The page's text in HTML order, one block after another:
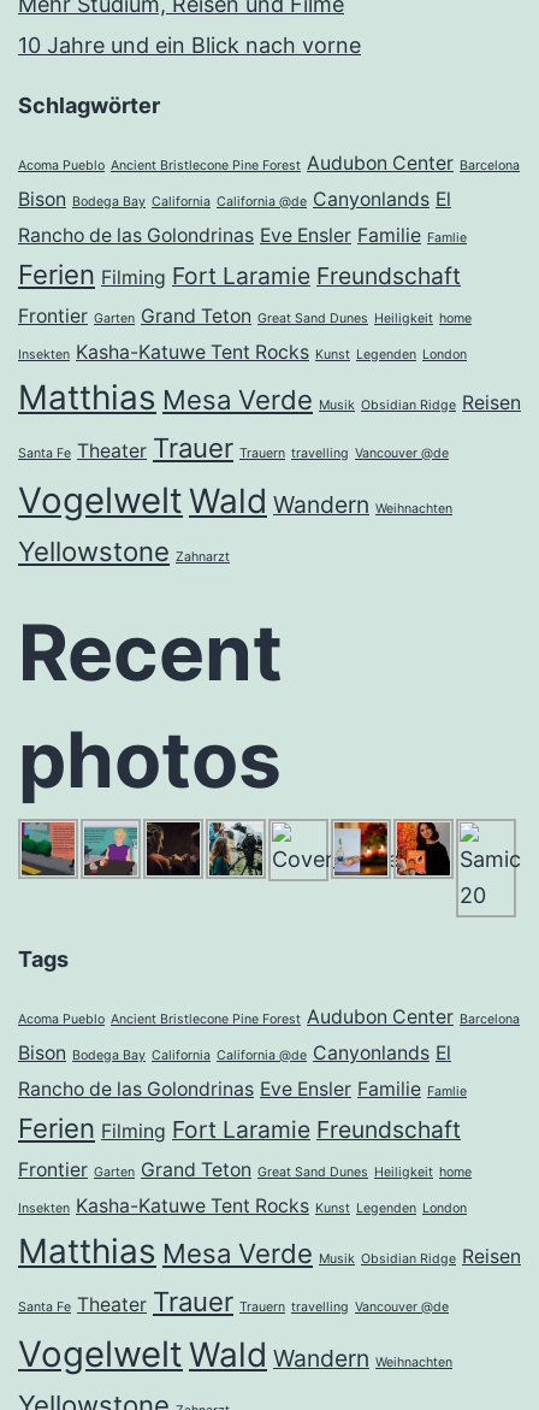
10 Jahre und ein Blick nach vorne
Schlagwörter
Acoma Pueblo Ancient Bristlecone Pine Forest Audubon Center Barcelona
Bison Bodega Bay California California @de Canyonlands El
Rancho de las Golondrinas Eve Ensler Familie Famlie
Ferien Filming Fort Laramie Freundschaft
Frontier Garten Grand Teton Great Sand Dunes Heiligkeit home
Insekten Kasha-Katuwe Tent Rocks Kunst Legenden London
Matthias Mesa Verde Musik Obsidian Ridge Reisen
Santa Fe Theater Trauer Trauern travelling Vancouver @de
VogelweltWald Wandern Weihnachten
Yellowstone Zahnarzt
Recent
photos
Tags
Acoma Pueblo Ancient Bristlecone Pine Forest Audubon Center Barcelona
Bison Bodega Bay California California @de Canyonlands El
Rancho de las Golondrinas Eve Ensler Familie Famlie
Ferien Filming Fort Laramie Freundschaft
Frontier Garten Grand Teton Great Sand Dunes Heiligkeit home
Insekten Kasha-Katuwe Tent Rocks Kunst Legenden London
Matthias Mesa Verde Musik Obsidian Ridge Reisen
Santa Fe Theater Trauer Trauern travelling Vancouver @de
VogelweltWald Wandern Weihnachten